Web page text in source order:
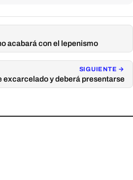
acabará con el lepenismo
SIGUIENTE →
excarcelado y deberá presentarse